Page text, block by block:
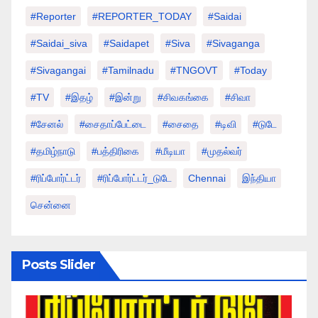
#Reporter #REPORTER_TODAY #saidai
#saidai_siva #saidapet #Siva #Sivaganga
#sivagangai #tamilnadu #TNGOVT #today
#TV #இதழ் #இன்று #சிவகங்கை #சிவா
#சேனல் #சைதாப்பேட்டை #சைதை #டிவி #டுடே
#தமிழ்நாடு #பத்திரிகை #மீடியா #முதல்வர்
#ரிப்போர்ட்டர் #ரிப்போர்ட்டர்_டுடே Chennai இந்தியா
சென்னை
Posts Slider